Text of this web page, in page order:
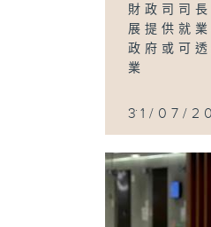
財政司司
展提供就
政府或可
業
...
31/07/